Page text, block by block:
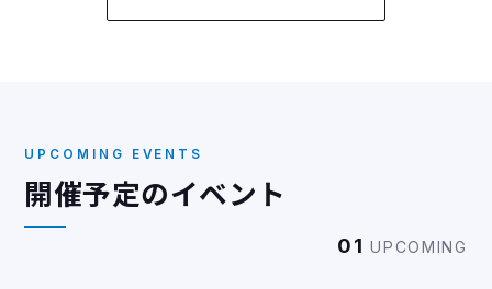
UPCOMING EVENTS
開催予定のイベント
01 UPCOMING